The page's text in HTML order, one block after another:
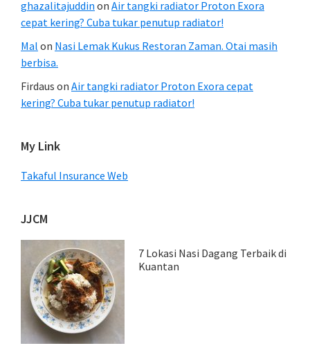
ghazalitajuddin on Air tangki radiator Proton Exora
cepat kering? Cuba tukar penutup radiator!
Mal on Nasi Lemak Kukus Restoran Zaman. Otai masih
berbisa.
Firdaus on Air tangki radiator Proton Exora cepat
kering? Cuba tukar penutup radiator!
My Link
Takaful Insurance Web
JJCM
7 Lokasi Nasi Dagang Terbaik di
Kuantan